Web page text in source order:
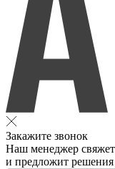
Закажите звонок
Наш менеджер
и предложит решения